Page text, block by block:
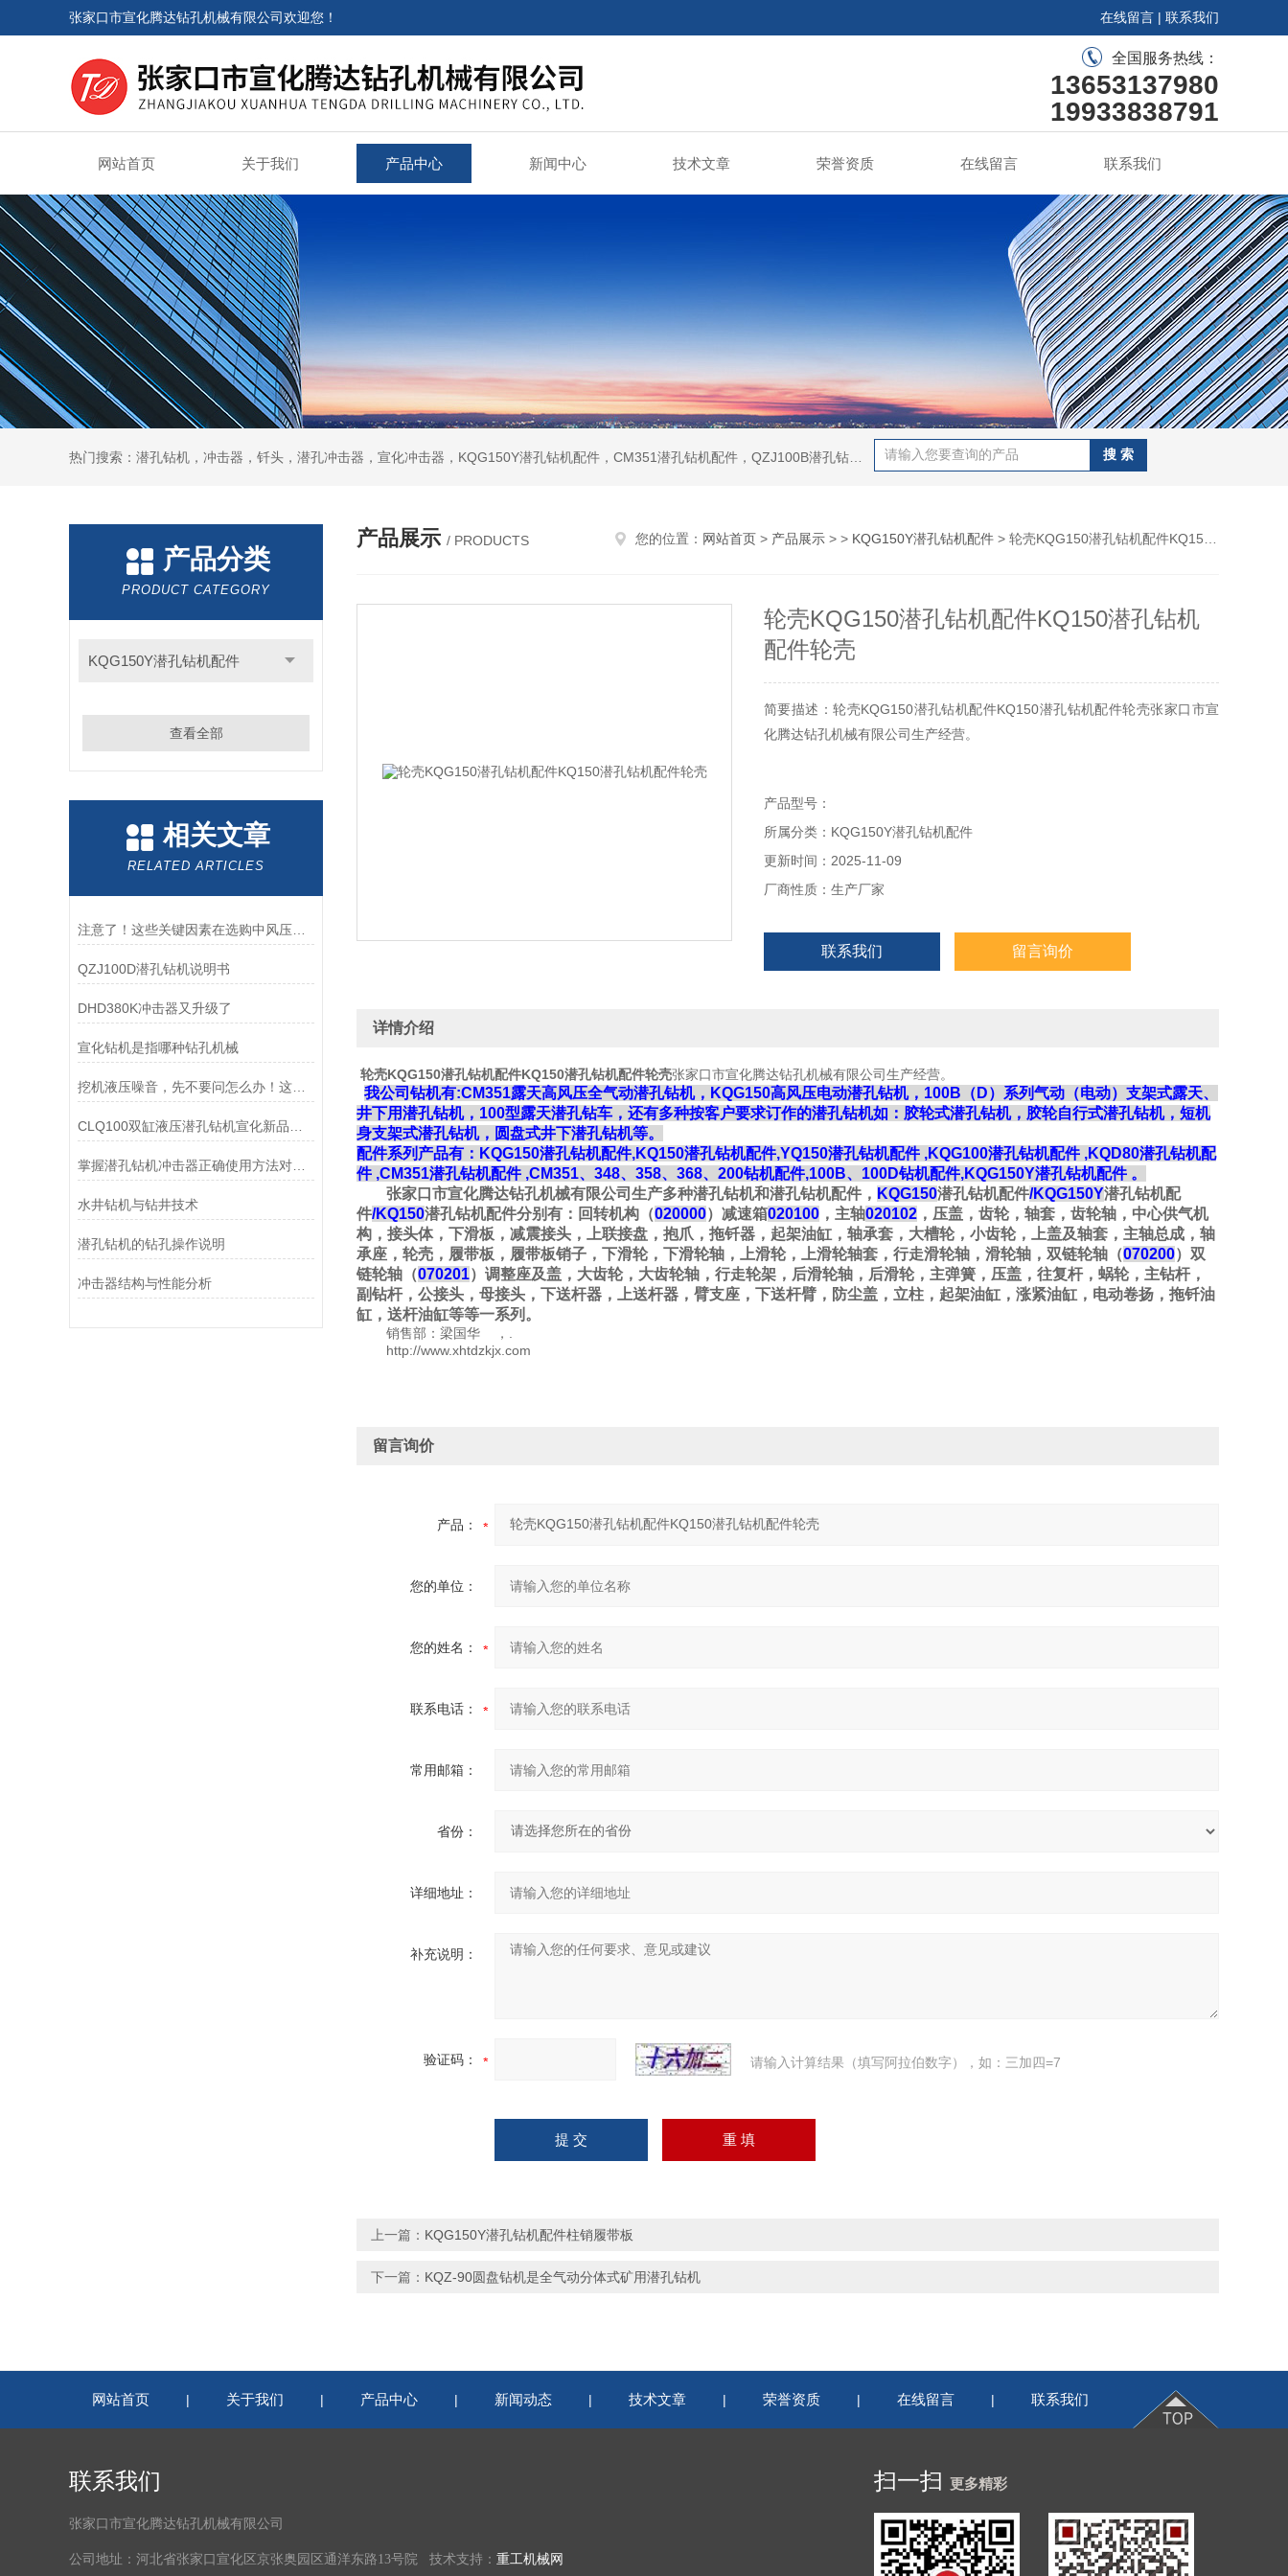
张家口市宣化腾达钻孔机械有限公司欢迎您！ 在线留言 | 联系我们
全国服务热线：
13653137980
19933838791
网站首页 关于我们 产品中心 新闻中心 技术文章 荣誉资质 在线留言 联系我们
产品分类
PRODUCT CATEGORY
KQG150Y潜孔钻机配件
查看全部
相关文章
RELATED ARTICLES
注意了！这些关键因素在选购中风压冲击器时要多考虑
QZJ100D潜孔钻机说明书
DHD380K冲击器又升级了
宣化钻机是指哪种钻孔机械
挖机液压噪音，先不要问怎么办！这些方法你用了吗
掌握潜孔钻机冲击器正确使用方法对提升施工质量具有重要意义
水井钻机与钻井技术
潜孔钻机的钻孔操作说明
冲击器结构与性能分析
产品展示 / PRODUCTS 您的位置： 网站首页 > 产品展示 > > KQG150Y潜孔钻机配件 > 轮壳KQG150潜孔钻机配件KQ150潜孔钻机配件轮壳
轮壳KQG150潜孔钻机配件KQ150潜孔钻机
配件轮壳
简要描述：轮壳KQG150潜孔钻机配件KQ150潜孔钻机配件轮壳张家口市宣
化腾达钻孔机械有限公司生产经营。
产品型号：
所属分类：KQG150Y潜孔钻机配件
更新时间：2025-11-09
厂商性质：生产厂家
联系我们 留言询价
详情介绍
轮壳KQG150潜孔钻机配件KQ150潜孔钻机配件轮壳张家口市宣化腾达钻孔机械有限公司生产经营。
我公司钻机有:CM351露天高风压全气动潜孔钻机， KQG150高风压电动潜孔钻机， 100B （ D）系列气动（电动）支架式露天、
井下用潜孔钻机， 100型露天潜孔钻车，还有多种按客户要求订作的潜孔钻机如：胶轮式潜孔钻机，胶轮自行式潜孔钻机，短机
身支架式潜孔钻机，圆盘式井下潜孔钻机等。
配件系列产品有： KQG150潜孔钻机配件,KQ150潜孔钻机配件,YQ150潜孔钻机配件 ,KQG100潜孔钻机配件 ,KQD80潜孔钻机配
件 ,CM351潜孔钻机配件 ,CM351、 348、 358、 368、 200钻机配件,100B、 100D钻机配件,KQG150Y潜孔钻机配件 。
张家口市宣化腾达钻孔机械有限公司生产多种潜孔钻机和潜孔钻机配件， KQG150潜孔钻机配件/KQG150Y潜孔钻机配
件/KQ150潜孔钻机配件分别有：回转机构（020000）减速箱020100 ，主轴020102 ，压盖，齿轮，轴套，齿轮轴，中心供气机
构，接头体，下滑板，减震接头，上联接盘，抱爪，拖钎器，起架油缸，轴承套，大槽轮，小齿轮，上盖及轴套，主轴总成，轴
承座，轮壳，履带板，履带板销子，下滑轮，下滑轮轴，上滑轮，上滑轮轴套，行走滑轮轴，滑轮轴，双链轮轴（070200）双
链轮轴（070201）调整座及盖，大齿轮，大齿轮轴，行走轮架，后滑轮轴，后滑轮，主弹簧，压盖，往复杆，蜗轮，主钻杆，
副钻杆，公接头，母接头，下送杆器，上送杆器，臂支座，下送杆臂，防尘盖，立柱，起架油缸，涨紧油缸，电动卷扬，拖钎油
缸，送杆油缸等等一系列。
销售部：梁国华 ，.
http://www.xhtdzkjx.com
留言询价
产品：
您的单位：
您的姓名：
联系电话：
常用邮箱：
省份：
详细地址：
补充说明：
验证码： 请输入计算结果（填写阿拉伯数字），如：三加四=7
上一篇： KQG150Y潜孔钻机配件柱销履带板
下一篇： KQZ-90圆盘钻机是全气动分体式矿用潜孔钻机
网站首页 | 关于我们 | 产品中心 | 新闻动态 | 技术文章 | 荣誉资质 | 在线留言 | 联系我们
联系我们
张家口市宣化腾达钻孔机械有限公司
公司地址：河北省张家口宣化区京张奥园区通洋东路13号院 技术支持： 重工机械网
扫一扫 更多精彩